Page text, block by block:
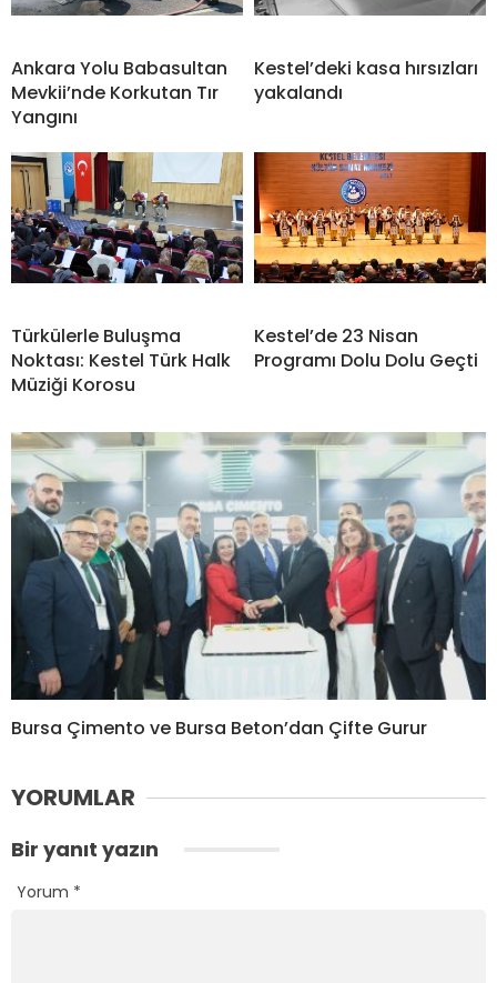
Ankara Yolu Babasultan
Mevkii’nde Korkutan Tır
Yangını
Kestel’deki kasa hırsızları
yakalandı
Türkülerle Buluşma
Noktası: Kestel Türk Halk
Müziği Korosu
Kestel’de 23 Nisan
Programı Dolu Dolu Geçti
Bursa Çimento ve Bursa Beton’dan Çifte Gurur
YORUMLAR
Bir yanıt yazın
Yorum *